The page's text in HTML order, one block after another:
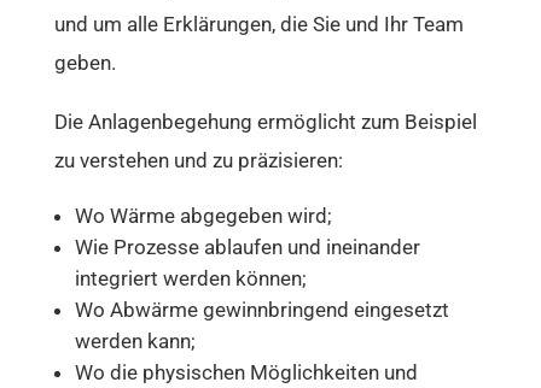
und um alle Erklärungen, die Sie und Ihr Team
geben.
Die Anlagenbegehung ermöglicht zum Beispiel
zu verstehen und zu präzisieren:
Wo Wärme abgegeben wird;
Wie Prozesse ablaufen und ineinander
integriert werden können;
Wo Abwärme gewinnbringend eingesetzt
werden kann;
Wo die physischen Möglichkeiten und